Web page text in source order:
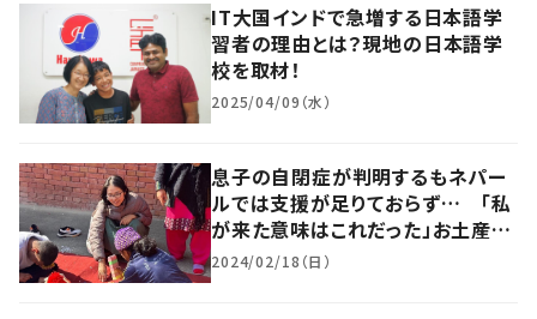
IT大国インドで急増する日本語学
習者の理由とは？現地の日本語学
校を取材！
2025/04/09（水）
息子の自閉症が判明するもネパー
ルでは支援が足りておらず… 「私
が来た意味はこれだった」お土産屋
の日本人女性が障がい者支援へ
2024/02/18（日）